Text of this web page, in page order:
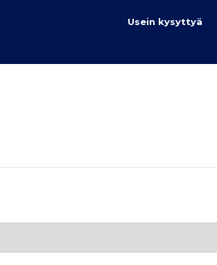
Usein kysyttyä